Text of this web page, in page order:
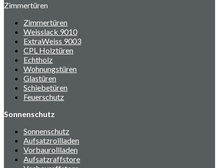
Zimmertüren
Zimmertüren
Weisslack 9010
ExtraWeiss 9003
CPL Holztüren
Echtholz
Wohnungstüren
Glastüren
Schiebetüren
Feuerschutz
Sonnenschutz
Sonnenschutz
Aufsatzrollladen
Vorbaurollladen
Aufsatzraffstore